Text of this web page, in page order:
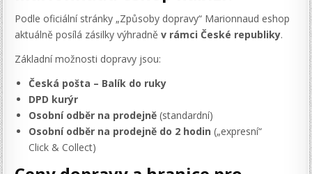
Podle oficiální stránky „Způsoby dopravy“ Marionnaud eshop
aktuálně posílá zásilky výhradněv rámci České republiky.
Základní možnosti dopravy jsou:
Česká pošta – Balík do ruky
DPD kurýr
Osobní odběr na prodejně (standardní)
Osobní odběr na prodejně do 2 hodin („expresní“
Click & Collect)